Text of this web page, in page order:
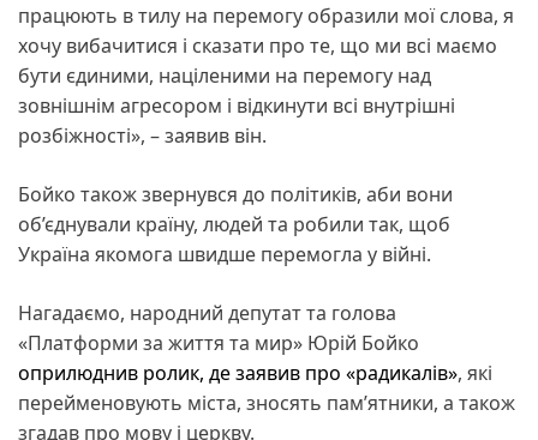
працюють в тилу на перемогу образили мої слова, я
хочу вибачитися і сказати про те, що ми всі маємо
бути єдиними, націленими на перемогу над
зовнішнім агресором і відкинути всі внутрішні
розбіжності», – заявив він.
Бойко також звернувся до політиків, аби вони
об’єднували країну, людей та робили так, щоб
Україна якомога швидше перемогла у війні.
Нагадаємо, народний депутат та голова
«Платформи за життя та мир» Юрій Бойко
оприлюднив ролик, де заявив про «радикалів», які
перейменовують міста, зносять памʼятники, а також
згадав про мову і церкву.